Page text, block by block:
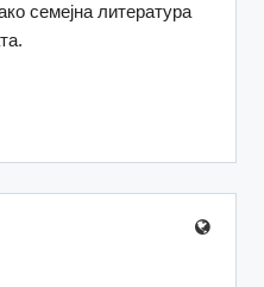
семејна литература